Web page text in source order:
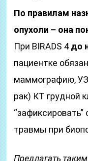
По правилам
опухоли – она
При BIRADS 4 до
пациентке
маммографию,
рак) КТ грудной
травмы при
Предлагать